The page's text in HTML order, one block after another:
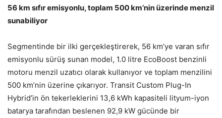
56 km sıfır emisyonlu, toplam 500 km’nin üzerinde menzil
sunabiliyor
Segmentinde bir ilki gerçekleştirerek, 56 km’ye varan sıfır
emisyonlu sürüş sunan model, 1.0 litre EcoBoost benzinli
motoru menzil uzatıcı olarak kullanıyor ve toplam menzilini
500 km’nin üzerine çıkarıyor. Transit Custom Plug-In
Hybrid’in ön tekerleklerini 13,6 kWh kapasiteli lityum-iyon
batarya tarafından beslenen 92,9 kW gücünde bir